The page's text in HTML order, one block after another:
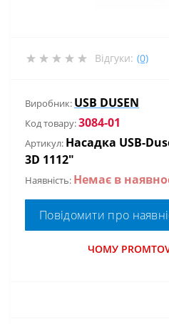
Відгуки: (0)
Виробник: USB DUSEN
Код товару:3084-01
Артикул: Насадка USB-
3D 1112"
Наявність: Немає в
Повідомити про
ЧОМУ